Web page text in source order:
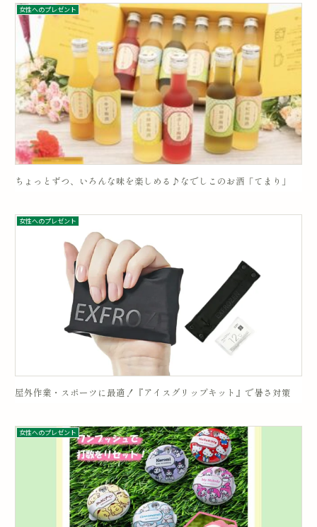
女性へのプレゼント
ちょっとずつ、いろんな味を楽しめる♪なでしこのお酒「てまり」
女性へのプレゼント
屋外作業・スポーツに最適！『アイスグリップキット』で暑さ対策
女性へのプレゼント